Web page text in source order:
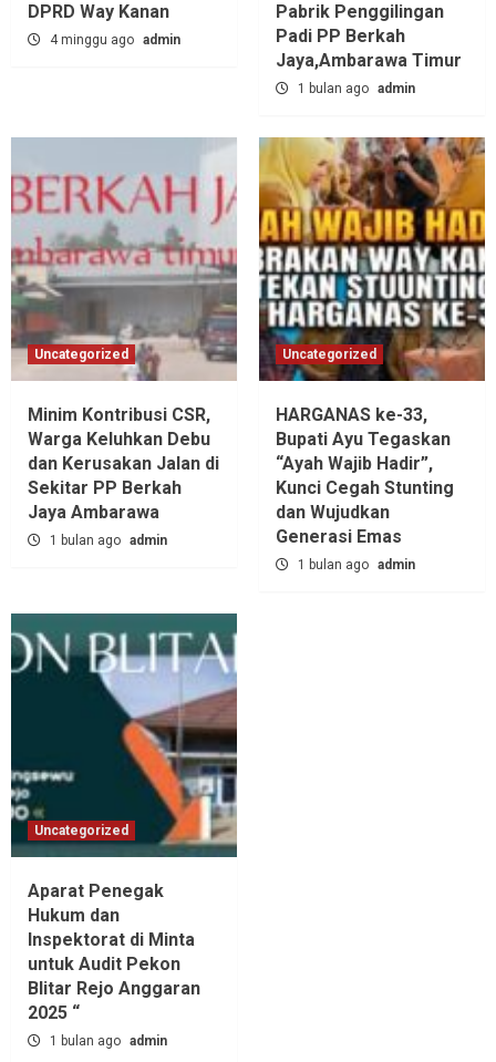
DPRD Way Kanan
4 minggu ago admin
Pabrik Penggilingan
Padi PP Berkah
Jaya,‎Ambarawa Timur
1 bulan ago admin
Uncategorized
Minim Kontribusi CSR,
Warga Keluhkan Debu
dan Kerusakan Jalan di
Sekitar PP Berkah
Jaya Ambarawa‎
1 bulan ago admin
Uncategorized
HARGANAS ke-33,
Bupati Ayu Tegaskan
“Ayah Wajib Hadir”,
Kunci Cegah Stunting
dan Wujudkan
Generasi Emas
1 bulan ago admin
Uncategorized
Aparat Penegak
Hukum dan
Inspektorat di Minta
untuk Audit Pekon
Blitar Rejo Anggaran
2025 “
1 bulan ago admin